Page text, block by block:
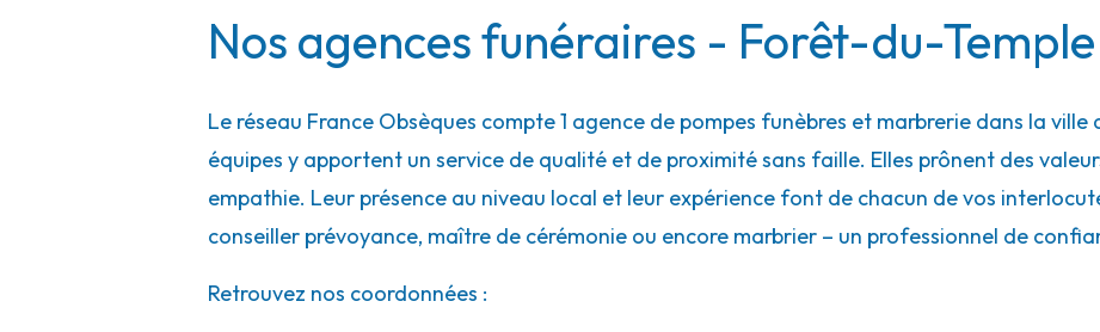
Nos agences funéraires - Forêt-du-Temple
Le réseau France Obsèques compte 1 agence de pompes funèbres et marbrerie dans la
équipes y apportent un service de qualité et de proximité sans faille. Elles prônent des
empathie. Leur présence au niveau local et leur expérience font de chacun de vos
conseiller prévoyance, maître de cérémonie ou encore marbrier – un professionnel de
Retrouvez nos coordonnées :